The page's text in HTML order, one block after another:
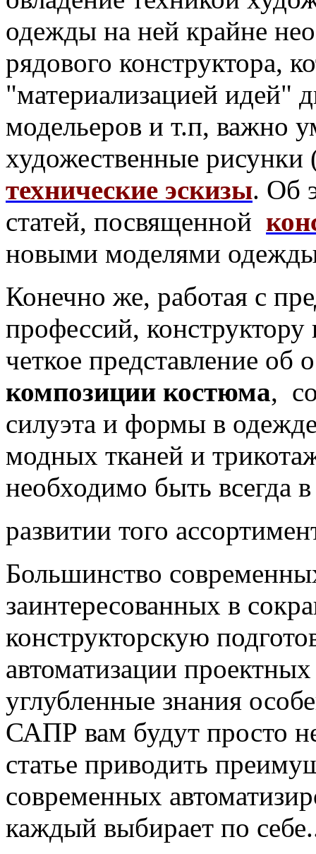
одежды на ней крайне
рядового конструктора,
"материализацией идей"
модельеров и т.п, важно
художественные
технические эскизы. Об
статей, посвященной
новыми моделями
Конечно же, работая с
профессий,
четкое представление об
композиции костюма,
силуэта и формы в
модных тканей и
необходимо быть всегда
развитии того
Большинство
заинтересованных в
конструкторскую
автоматизации
углубленные знания
САПР вам будут просто
статье приводить
современных
каждый выбирает по